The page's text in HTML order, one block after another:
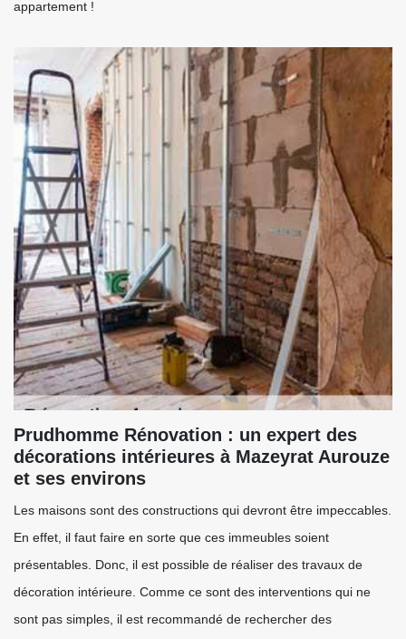
appartement !
Prudhomme Rénovation : un expert des
décorations intérieures à Mazeyrat Aurouze
et ses environs
Les maisons sont des constructions qui devront être impeccables.
En effet, il faut faire en sorte que ces immeubles soient
présentables. Donc, il est possible de réaliser des travaux de
décoration intérieure. Comme ce sont des interventions qui ne
sont pas simples, il est recommandé de rechercher des